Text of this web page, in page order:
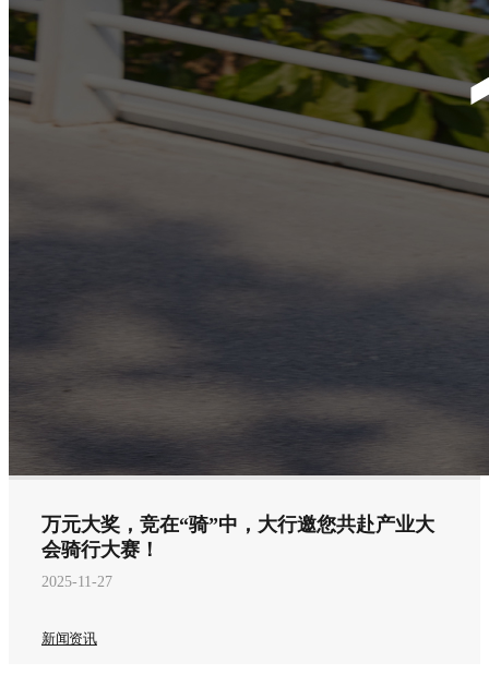
万元大奖，竞在“骑”中，大行邀您共赴产业大
会骑行大赛！
2025-11-27
新闻资讯